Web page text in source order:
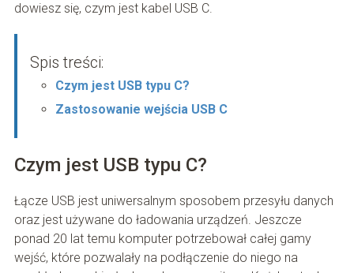
dowiesz się, czym jest kabel USB C.
Spis treści:
Czym jest USB typu C?
Zastosowanie wejścia USB C
Czym jest USB typu C?
Łącze USB jest uniwersalnym sposobem przesyłu danych
oraz jest używane do ładowania urządzeń. Jeszcze
ponad 20 lat temu komputer potrzebował całej gamy
wejść, które pozwalały na podłączenie do niego na